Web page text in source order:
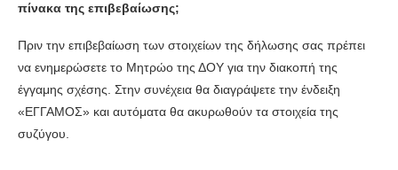
πίνακα της επιβεβαίωσης;
Πριν την επιβεβαίωση των στοιχείων της δήλωσης σας πρέπει
να ενημερώσετε το Μητρώο της ΔΟΥ για την διακοπή της
έγγαμης σχέσης. Στην συνέχεια θα διαγράψετε την ένδειξη
«ΕΓΓΑΜΟΣ» και αυτόματα θα ακυρωθούν τα στοιχεία της
συζύγου.